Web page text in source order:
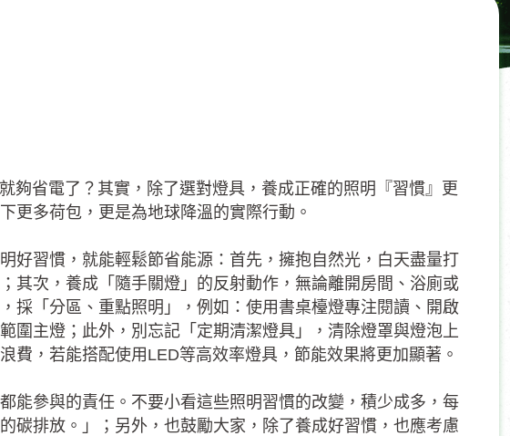
夠省電了？其實，除了選對燈具，養成正確的照明『習慣』更
更多荷包，更是為地球降溫的實際行動。
好習慣，就能輕鬆節省能源：首先，擁抱自然光，白天盡量打
其次，養成「隨手關燈」的反射動作，無論離開房間、浴廁或
採「分區、重點照明」，例如：使用書桌檯燈專注閱讀、開啟
圍主燈；此外，別忘記「定期清潔燈具」，清除燈罩與燈泡上
費，若能搭配使用LED等高效率燈具，節能效果將更加顯著。
能參與的責任。不要小看這些照明習慣的改變，積少成多，每
碳排放。」；另外，也鼓勵大家，除了養成好習慣，也應考慮